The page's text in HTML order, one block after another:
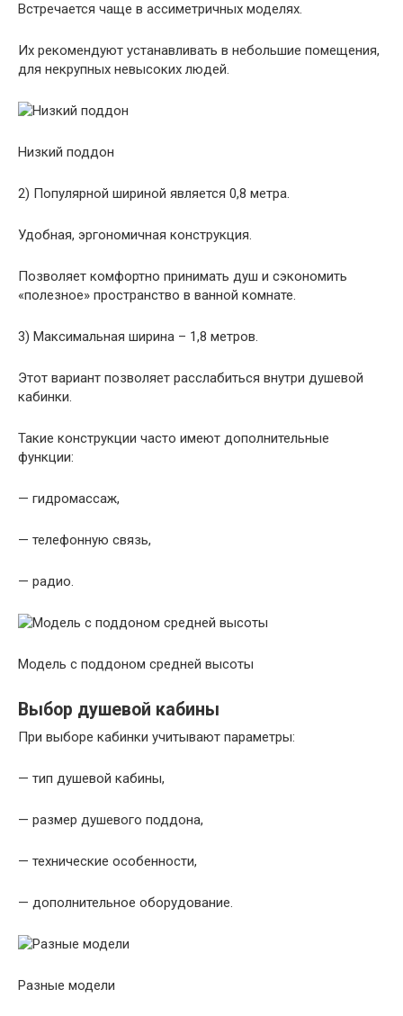
Встречается чаще в ассиметричных моделях.
Их рекомендуют устанавливать в небольшие помещения,
для некрупных невысоких людей.
Низкий поддон
2) Популярной шириной является 0,8 метра.
Удобная, эргономичная конструкция.
Позволяет комфортно принимать душ и сэкономить
«полезное» пространство в ванной комнате.
3) Максимальная ширина – 1,8 метров.
Этот вариант позволяет расслабиться внутри душевой
кабинки.
Такие конструкции часто имеют дополнительные
функции:
— гидромассаж,
— телефонную связь,
— радио.
Модель с поддоном средней высоты
Выбор душевой кабины
При выборе кабинки учитывают параметры:
— тип душевой кабины,
— размер душевого поддона,
— технические особенности,
— дополнительное оборудование.
Разные модели